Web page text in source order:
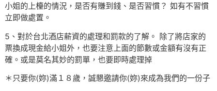
小姐的上檯的情況，是否有賺到錢、是否習慣？ 如有不習慣
立即做處置。
5、對於台北酒店薪資的處理和罰款的了解。 除了將店家的
票換成現金給小姐外，也要注意上面的節數或金額有沒有正
確。或是莫名其妙的罰單，也要即時處理掉
＊只要你(妳)滿１８歲，誠懇邀請你(妳)來成為我們的一份子